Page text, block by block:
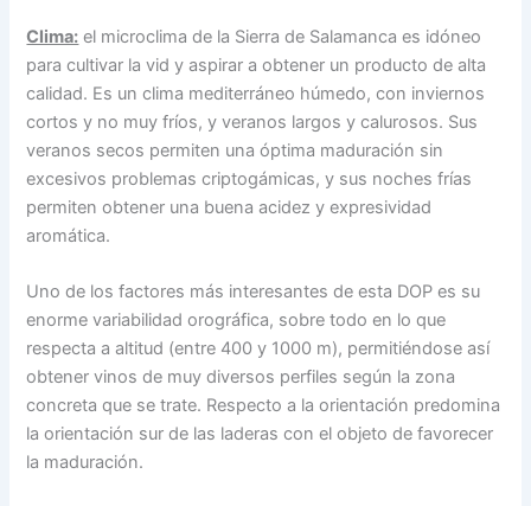
Clima: el microclima de la Sierra de Salamanca es idóneo
para cultivar la vid y aspirar a obtener un producto de alta
calidad. Es un clima mediterráneo húmedo, con inviernos
cortos y no muy fríos, y veranos largos y calurosos. Sus
veranos secos permiten una óptima maduración sin
excesivos problemas criptogámicas, y sus noches frías
permiten obtener una buena acidez y expresividad
aromática.
Uno de los factores más interesantes de esta DOP es su
enorme variabilidad orográfica, sobre todo en lo que
respecta a altitud (entre 400 y 1000 m), permitiéndose así
obtener vinos de muy diversos perfiles según la zona
concreta que se trate. Respecto a la orientación predomina
la orientación sur de las laderas con el objeto de favorecer
la maduración.